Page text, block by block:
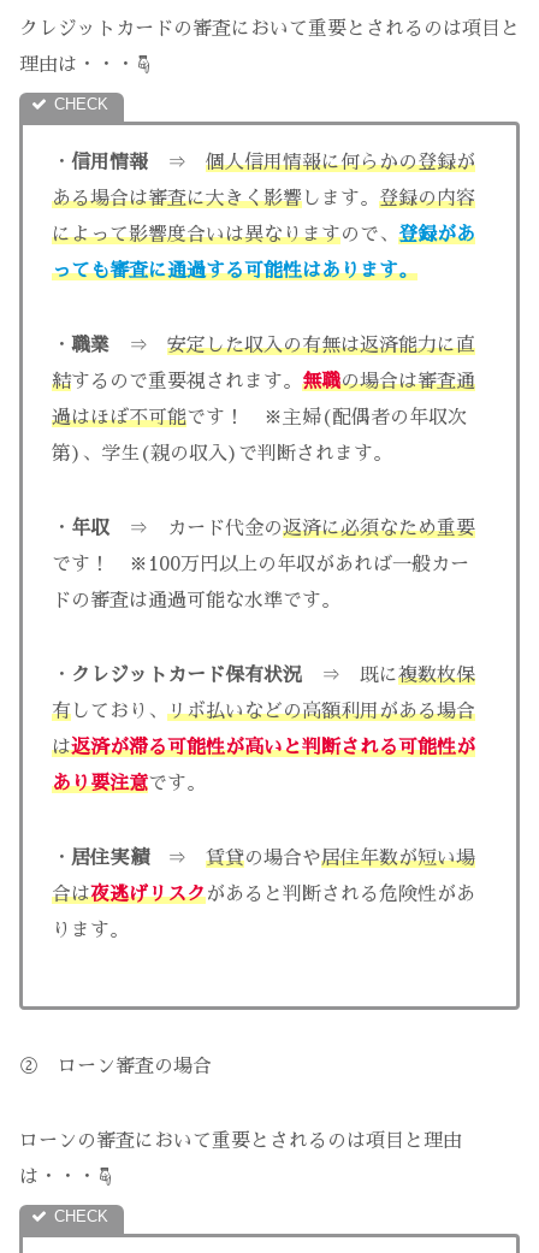
クレジットカードの審査において重要とされるのは項目と
理由は・・・☟
・ 信用情報 ⇒ 個人信用情報に何らかの登録が
ある場合は審査に大きく影響 します。 登録の内容
によって影響度合いは異なりますので、 登録があ
っても審査に通過する可能性はあります。
・ 職業 ⇒ 安定した収入の有無は返済能力に直
結するので重要視されます。 無職の場合は審査通
過はほぼ不可能です！ ※主婦(配偶者の年収次
第)、学生(親の収入)で判断されます。
・ 年収 ⇒ カード代金の返済に必須なため重要
です！ ※100万円以上の年収があれば一般カー
ドの審査は通過可能な水準です。
・ クレジットカード保有状況 ⇒ 既に複数枚保
有 しており、 リボ払いなどの高額利用がある場合
は返済が滞る可能性が高いと判断される可能性が
あり要注意です。
・ 居住実績⇒ 賃貸の場合や居住年数が短い場
合は夜逃げリスクがあると判断される危険性があ
ります。
② ローン審査の場合
ローンの審査において重要とされるのは項目と理由
は・・・☟